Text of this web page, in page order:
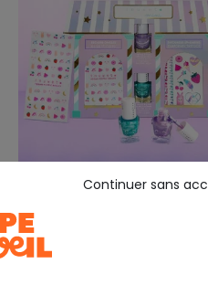
INUWET
My little beauty housse
Continuer sans